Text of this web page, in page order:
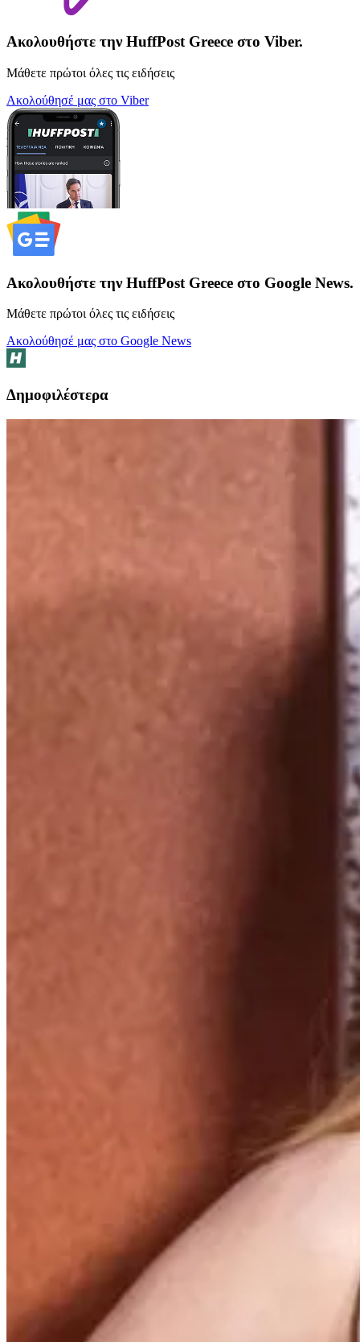
Ακολουθήστε την HuffPost Greece στο Viber.
Μάθετε πρώτοι όλες τις ειδήσεις
Ακολούθησέ μας στο Viber
Ακολουθήστε την HuffPost Greece στο Google News.
Μάθετε πρώτοι όλες τις ειδήσεις
Ακολούθησέ μας στο Google News
Δημοφιλέστερα